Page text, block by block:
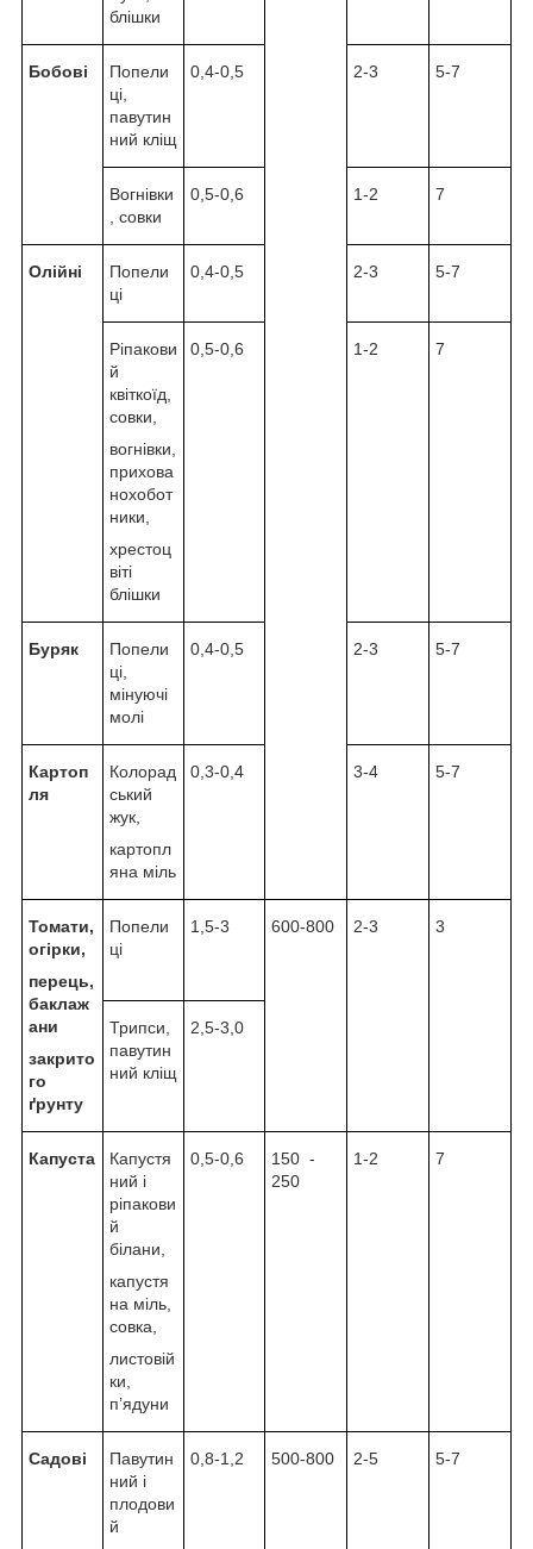
блішки
Бобові
Попели
ці,
павутин
ний кліщ
0,4-0,5 2-3 5-7
Вогнівки
, совки
0,5-0,6 1-2 7
Олійні
Попели
ці
0,4-0,5 2-3 5-7
Ріпакови
й
квіткоїд,
совки,
вогнівки,
прихова
нохобот
ники,
хрестоц
віті
блішки
0,5-0,6 1-2 7
Буряк
Попели
ці,
мінуючі
молі
0,4-0,5 2-3 5-7
Картоп
ля
Колорад
ський
жук,
картопл
яна міль
0,3-0,4 3-4 5-7
Томати,
огірки,
перець,
баклаж
ани
закрито
го
ґрунту
Попели
ці
1,5-3 600-800 2-3 3
Трипси,
павутин
ний кліщ
2,5-3,0
Капуста
Капустя
ний і
ріпакови
й
білани,
капустя
на міль,
совка,
листовій
ки,
п’ядуни
0,5-0,6
150 -
250
1-2 7
Садові
Павутин
ний і
плодови
й
0,8-1,2 500-800 2-5 5-7